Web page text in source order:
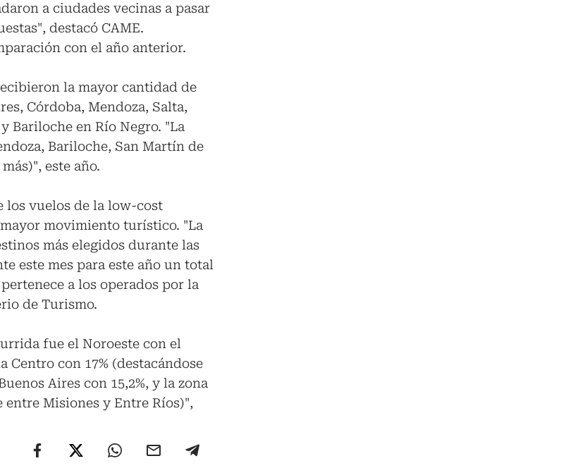
a ciudades vecinas a pasar
destacó CAME.
con el año anterior.
la mayor cantidad de
Córdoba, Mendoza, Salta,
Bariloche en Río Negro. "La
Bariloche, San Martín de
este año.
los vuelos de la low-cost
movimiento turístico. "La
más elegidos durante las
este mes para este año un total
a los operados por la
de Turismo.
fue el Noroeste con el
Centro con 17% (destacándose
Aires con 15,2%, y la zona
Misiones y Entre Ríos)",